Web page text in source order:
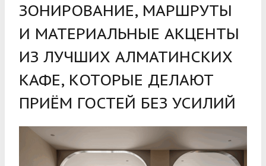
ЗОНИРОВАНИЕ, МАРШРУТЫ
И МАТЕРИАЛЬНЫЕ АКЦЕНТЫ
ИЗ ЛУЧШИХ АЛМАТИНСКИХ
КАФЕ, КОТОРЫЕ ДЕЛАЮТ
ПРИЁМ ГОСТЕЙ БЕЗ УСИЛИЙ